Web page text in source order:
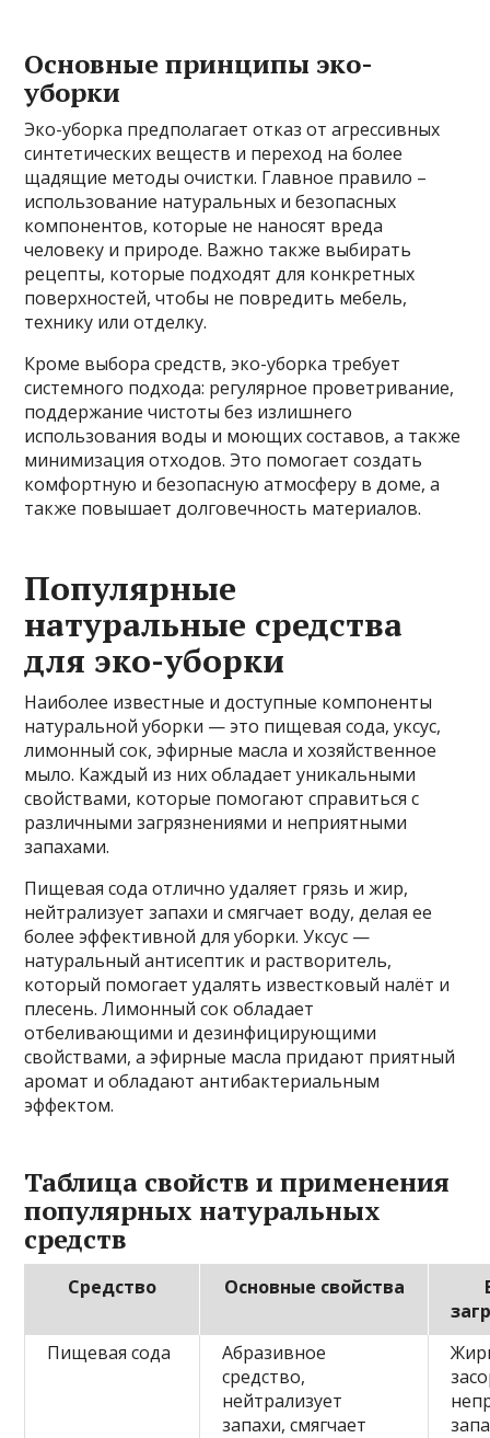
Основные принципы эко-
уборки
Эко-уборка предполагает отказ от агрессивных
синтетических веществ и переход на более
щадящие методы очистки. Главное правило –
использование натуральных и безопасных
компонентов, которые не наносят вреда
человеку и природе. Важно также выбирать
рецепты, которые подходят для конкретных
поверхностей, чтобы не повредить мебель,
технику или отделку.
Кроме выбора средств, эко-уборка требует
системного подхода: регулярное проветривание,
поддержание чистоты без излишнего
использования воды и моющих составов, а также
минимизация отходов. Это помогает создать
комфортную и безопасную атмосферу в доме, а
также повышает долговечность материалов.
Популярные
натуральные средства
для эко-уборки
Наиболее известные и доступные компоненты
натуральной уборки — это пищевая сода, уксус,
лимонный сок, эфирные масла и хозяйственное
мыло. Каждый из них обладает уникальными
свойствами, которые помогают справиться с
различными загрязнениями и неприятными
запахами.
Пищевая сода отлично удаляет грязь и жир,
нейтрализует запахи и смягчает воду, делая ее
более эффективной для уборки. Уксус —
натуральный антисептик и растворитель,
который помогает удалять известковый налёт и
плесень. Лимонный сок обладает
отбеливающими и дезинфицирующими
свойствами, а эфирные масла придают приятный
аромат и обладают антибактериальным
эффектом.
Таблица свойств и применения
популярных натуральных
средств
Средство Основные свойства
Пищевая сода
Абразивное
средство,
нейтрализует
запахи, смягчает